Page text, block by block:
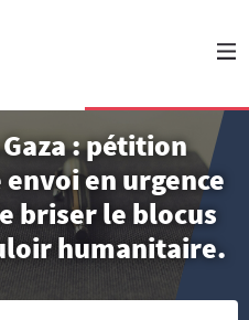
: pétition
en urgence
briser le blocus
humanitaire.